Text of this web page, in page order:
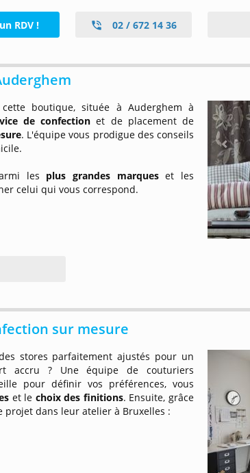
RDV ! 02 / 672 14 36
boutique, située à Auderghem à
de confection et de placement de
. L'équipe vous prodigue des conseils
les plus grandes marqueset les
celui qui vous correspond.
sur mesure
stores parfaitement ajustés pour un
accru ? Une équipe de couturiers
pour définir vos préférences, vous
et le choix des finitions. Ensuite, grâce
dans leur atelier à Bruxelles :